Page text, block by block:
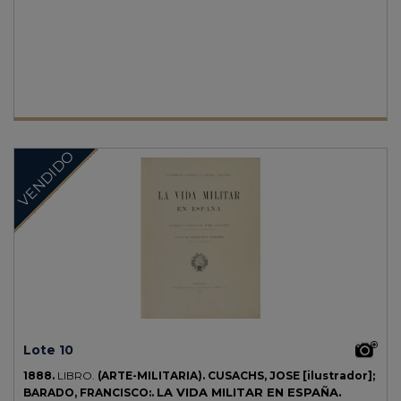
VENDIDO
Lote 10
1888. LIBRO. (ARTE-MILITARIA). CUSACHS, JOSE [ilustrador];
BARADO, FRANCISCO:. LA VIDA MILITAR EN ESPAÑA.